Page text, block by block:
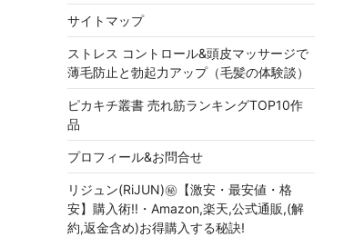
サイトマップ
ストレス コントロール&頭皮マッサージで
薄毛防止と勃起力アップ（毛髪の体験談）
ピカキチ叢書 売れ筋ランキングTOP10作
品
プロフィール&お問合せ
リジュン(RiJUN)㊙【激安・最安値・格
安】購入術!!・Amazon,楽天,公式通販,(解
約,返金含め)お得購入する秘訣!